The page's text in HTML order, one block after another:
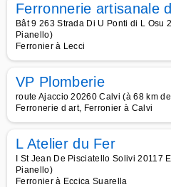
Ferronnerie artisanale
Bât 9 263 Strada Di U Ponti di L Osu
Pianello)
Ferronier à Lecci
VP Plomberie
route Ajaccio 20260 Calvi (à 68 km
Ferronerie d art, Ferronier à Calvi
L Atelier du Fer
I St Jean De Pisciatello Solivi 20117
Pianello)
Ferronier à Eccica Suarella